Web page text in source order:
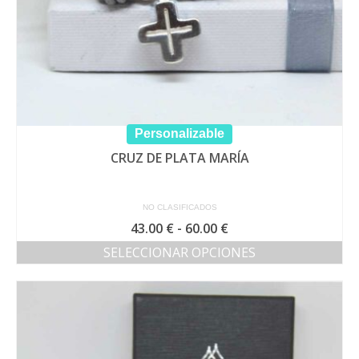
Personalizable
CRUZ DE PLATA MARÍA
NO CLASIFICADOS
43.00 € - 60.00 €Rango
de
precios:
43.00 €
SELECCIONAR OPCIONES
producto
tiene